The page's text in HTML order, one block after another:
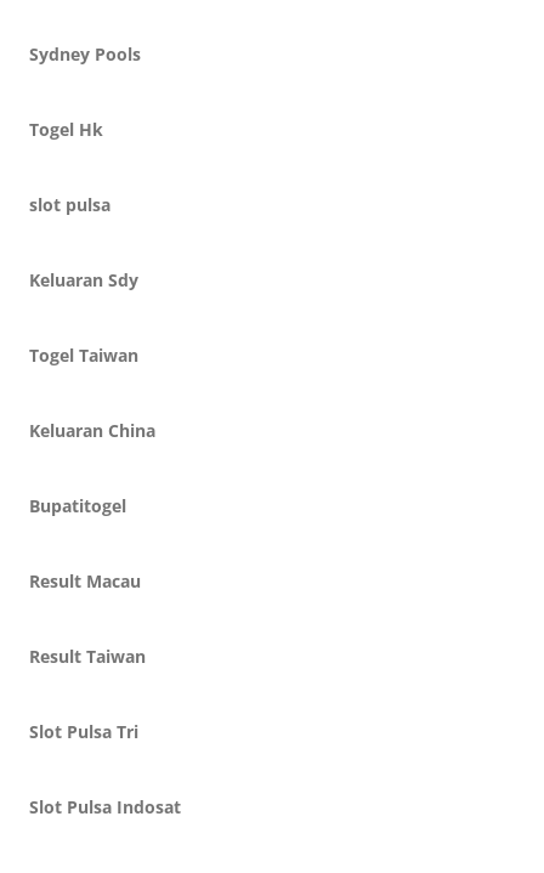
Sydney Pools
Togel Hk
slot pulsa
Keluaran Sdy
Togel Taiwan
Keluaran China
Bupatitogel
Result Macau
Result Taiwan
Slot Pulsa Tri
Slot Pulsa Indosat